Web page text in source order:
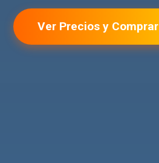
Ver Precios y Comprar